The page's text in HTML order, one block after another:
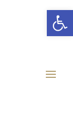
Ouvrir